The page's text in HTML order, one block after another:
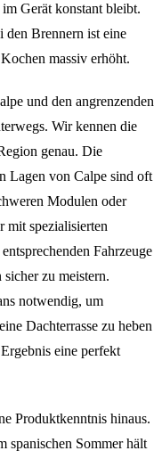
Gerät konstant bleibt.
den Brennern ist eine
massiv erhöht.
und den angrenzenden
Wir kennen die
genau. Die
Lagen von Calpe sind oft
Modulen oder
mit spezialisierten
Fahrzeuge
zu meistern.
notwendig, um
Dachterrasse zu heben
eine perfekt
Produktkenntnis hinaus.
spanischen Sommer hält